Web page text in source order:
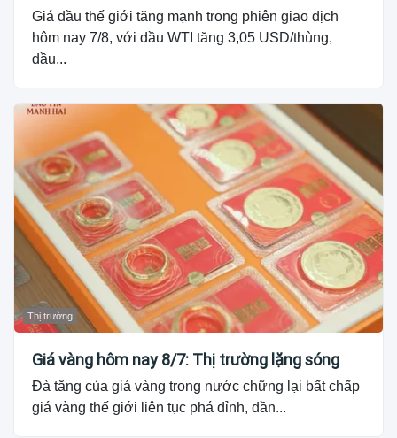
Giá dầu thế giới tăng mạnh trong phiên giao dịch
hôm nay 7/8, với dầu WTI tăng 3,05 USD/thùng,
dầu...
Thị trường
Giá vàng hôm nay 8/7: Thị trường lặng sóng
Đà tăng của giá vàng trong nước chững lại bất chấp
giá vàng thế giới liên tục phá đỉnh, dần...